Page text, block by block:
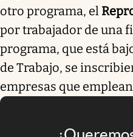
otro programa, el
por trabajador de una
programa, que está
de Trabajo, se
empresas que